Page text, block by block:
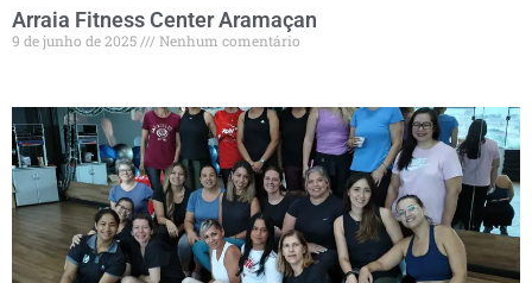
Arraia Fitness Center Aramaçan
9 de junho de 2025 Nenhum comentário